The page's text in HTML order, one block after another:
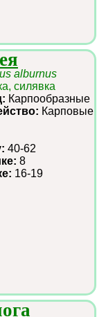
alburnus
силявка
Карпообразные
Карповые
40-62
8
16-19